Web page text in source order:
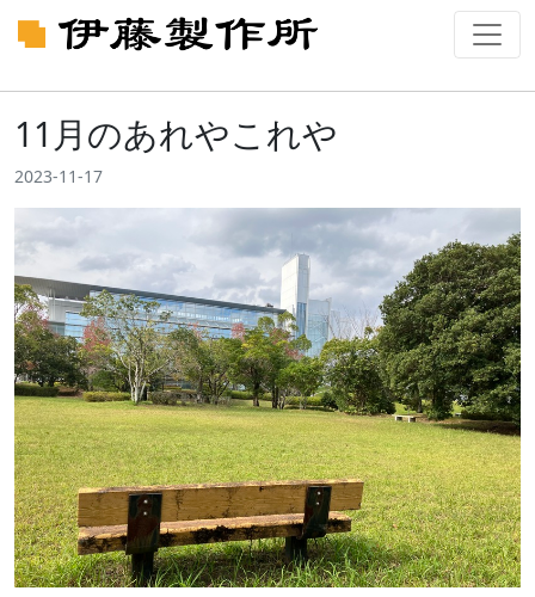
11月のあれやこれや
2023-11-17